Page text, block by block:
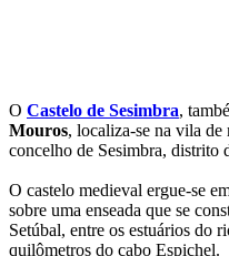
O Castelo de Sesimbra,
Mouros, localiza-se na vila de
concelho de Sesimbra, distrito
O castelo medieval ergue-se
sobre uma enseada que se
Setúbal, entre os estuários do
quilômetros do cabo Espichel.